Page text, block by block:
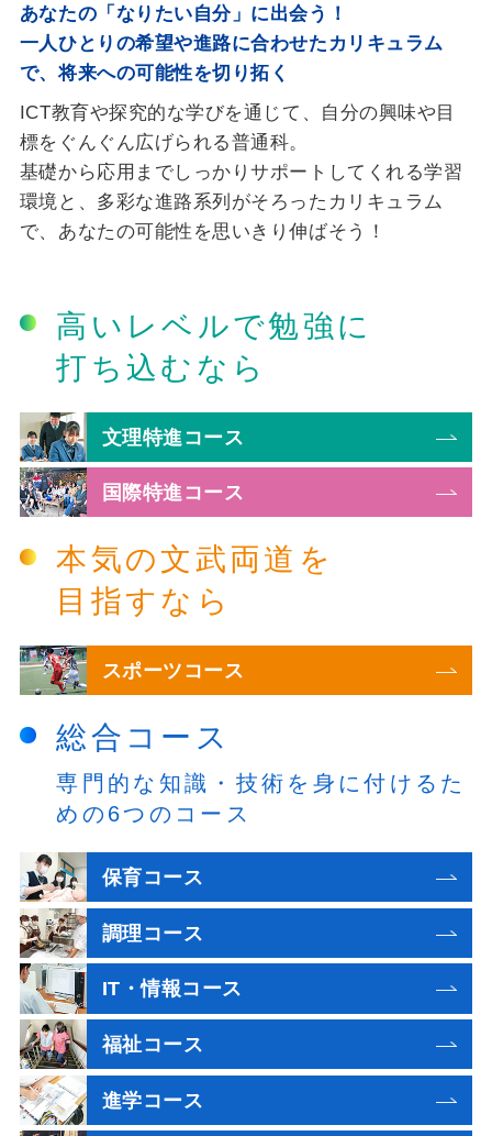
あなたの「なりたい自分」に出会う！
一人ひとりの希望や進路に合わせたカリキュラム
で、将来への可能性を切り拓く
ICT教育や探究的な学びを通じて、自分の興味や目
標をぐんぐん広げられる普通科。
基礎から応用までしっかりサポートしてくれる学習
環境と、多彩な進路系列がそろったカリキュラム
で、あなたの可能性を思いきり伸ばそう！
高いレベルで勉強に
打ち込むなら
文理特進コース
国際特進コース
本気の文武両道を
目指すなら
スポーツコース
総合コース
専門的な知識・技術を身に付けるた
めの6つのコース
保育コース
調理コース
IT・情報コース
福祉コース
進学コース